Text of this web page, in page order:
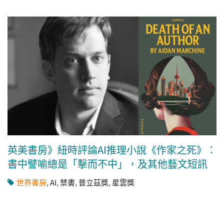
英美書房》紐時評論AI推理小說《作家之死》：
書中譬喻總是「擊而不中」，及其他藝文短訊
世界書房,AI,禁書,普立茲獎, 星雲獎